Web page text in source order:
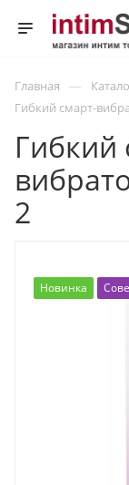
Главная —
Гибкий смарт-
Гибкий
2
Новинка